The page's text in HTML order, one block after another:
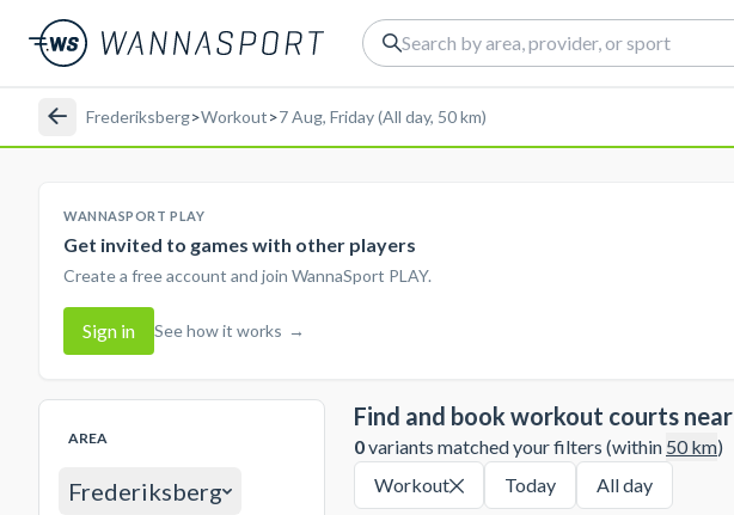
Frederiksberg>Workout>7 Aug, Friday (All day, 50 km)
WANNASPORT PLAY
Get invited to games with other players
Create a free account and join WannaSport PLAY.
Sign in See how it works →
AREA
Frederiksberg
Find and book workout courts near
0variants matched your filters (within 50km)
Workout Today All day